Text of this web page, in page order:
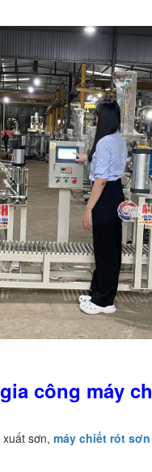
công máy
sơn, máy chiết rót